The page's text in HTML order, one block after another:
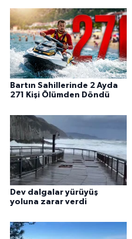
Bartın Sahillerinde 2 Ayda
271 Kişi Ölümden Döndü
Dev dalgalar yürüyüş
yoluna zarar verdi